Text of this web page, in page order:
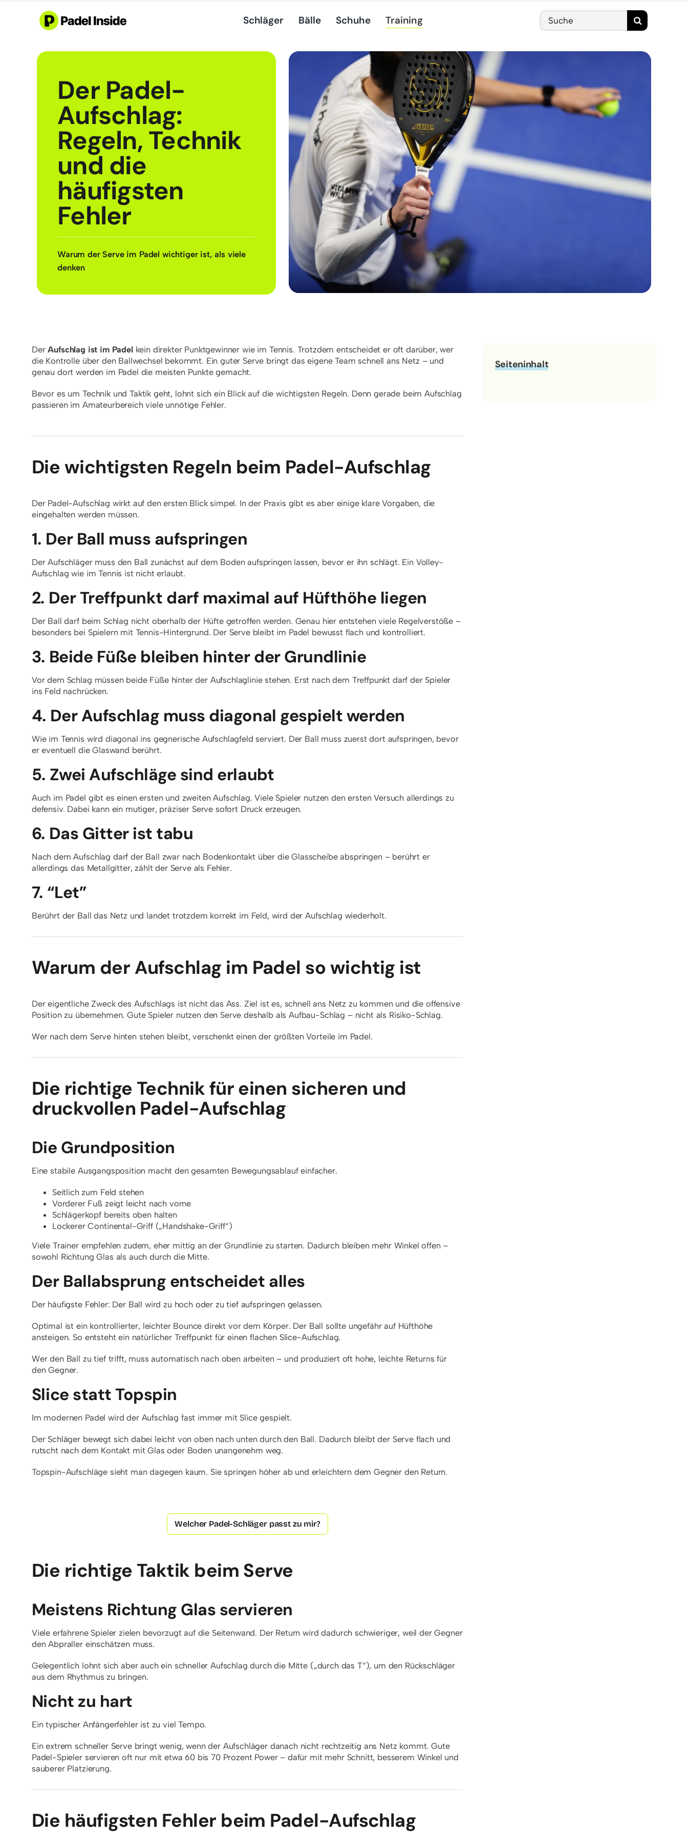
Schläger Bälle Schuhe Training
Search
for:
Der Padel-
Aufschlag:
Regeln, Technik
und die
häufigsten
Fehler
Warum der Serve im Padel wichtiger ist, als viele
denken
DerAufschlag ist im Padel kein direkter Punktgewinner wie im Tennis. Trotzdem entscheidet er oft darüber, wer
die Kontrolle über den Ballwechsel bekommt. Ein guter Serve bringt das eigene Team schnell ans Netz – und
genau dort werden im Padel die meisten Punkte gemacht.
Bevor es um Technik und Taktik geht, lohnt sich ein Blick auf die wichtigsten Regeln. Denn gerade beim Aufschlag
passieren im Amateurbereich viele unnötige Fehler.
Die wichtigsten Regeln beim Padel-Aufschlag
Der Padel-Aufschlag wirkt auf den ersten Blick simpel. In der Praxis gibt es aber einige klare Vorgaben, die
eingehalten werden müssen.
1. Der Ball muss aufspringen
Der Aufschläger muss den Ball zunächst auf dem Boden aufspringen lassen, bevor er ihn schlägt. Ein Volley-
Aufschlag wie im Tennis ist nicht erlaubt.
2. Der Treffpunkt darf maximal auf Hüfthöhe liegen
Der Ball darf beim Schlag nicht oberhalb der Hüfte getroffen werden. Genau hier entstehen viele Regelverstöße –
besonders bei Spielern mit Tennis-Hintergrund. Der Serve bleibt im Padel bewusst flach und kontrolliert.
3. Beide Füße bleiben hinter der Grundlinie
Vor dem Schlag müssen beide Füße hinter der Aufschlaglinie stehen. Erst nach dem Treffpunkt darf der Spieler
ins Feld nachrücken.
4. Der Aufschlag muss diagonal gespielt werden
Wie im Tennis wird diagonal ins gegnerische Aufschlagfeld serviert. Der Ball muss zuerst dort aufspringen, bevor
er eventuell die Glaswand berührt.
5. Zwei Aufschläge sind erlaubt
Auch im Padel gibt es einen ersten und zweiten Aufschlag. Viele Spieler nutzen den ersten Versuch allerdings zu
defensiv. Dabei kann ein mutiger, präziser Serve sofort Druck erzeugen.
6. Das Gitter ist tabu
Nach dem Aufschlag darf der Ball zwar nach Bodenkontakt über die Glasscheibe abspringen – berührt er
allerdings das Metallgitter, zählt der Serve als Fehler.
7. “Let”
Berührt der Ball das Netz und landet trotzdem korrekt im Feld, wird der Aufschlag wiederholt.
Warum der Aufschlag im Padel so wichtig ist
Der eigentliche Zweck des Aufschlags ist nicht das Ass. Ziel ist es, schnell ans Netz zu kommen und die offensive
Position zu übernehmen. Gute Spieler nutzen den Serve deshalb als Aufbau-Schlag – nicht als Risiko-Schlag.
Wer nach dem Serve hinten stehen bleibt, verschenkt einen der größten Vorteile im Padel.
Die richtige Technik für einen sicheren und
druckvollen Padel-Aufschlag
Die Grundposition
Eine stabile Ausgangsposition macht den gesamten Bewegungsablauf einfacher.
Seitlich zum Feld stehen
Vorderer Fuß zeigt leicht nach vorne
Schlägerkopf bereits oben halten
Lockerer Continental-Griff („Handshake-Griff“)
Viele Trainer empfehlen zudem, eher mittig an der Grundlinie zu starten. Dadurch bleiben mehr Winkel offen –
sowohl Richtung Glas als auch durch die Mitte.
Der Ballabsprung entscheidet alles
Der häufigste Fehler: Der Ball wird zu hoch oder zu tief aufspringen gelassen.
Optimal ist ein kontrollierter, leichter Bounce direkt vor dem Körper. Der Ball sollte ungefähr auf Hüfthöhe
ansteigen. So entsteht ein natürlicher Treffpunkt für einen flachen Slice-Aufschlag.
Wer den Ball zu tief trifft, muss automatisch nach oben arbeiten – und produziert oft hohe, leichte Returns für
den Gegner.
Slice statt Topspin
Im modernen Padel wird der Aufschlag fast immer mit Slice gespielt.
Der Schläger bewegt sich dabei leicht von oben nach unten durch den Ball. Dadurch bleibt der Serve flach und
rutscht nach dem Kontakt mit Glas oder Boden unangenehm weg.
Topspin-Aufschläge sieht man dagegen kaum. Sie springen höher ab und erleichtern dem Gegner den Return.
Welcher Padel-Schläger passt zu mir?
Die richtige Taktik beim Serve
Meistens Richtung Glas servieren
Viele erfahrene Spieler zielen bevorzugt auf die Seitenwand. Der Return wird dadurch schwieriger, weil der Gegner
den Abpraller einschätzen muss.
Gelegentlich lohnt sich aber auch ein schneller Aufschlag durch die Mitte („durch das T“), um den Rückschläger
aus dem Rhythmus zu bringen.
Nicht zu hart
Ein typischer Anfängerfehler ist zu viel Tempo.
Ein extrem schneller Serve bringt wenig, wenn der Aufschläger danach nicht rechtzeitig ans Netz kommt. Gute
Padel-Spieler servieren oft nur mit etwa 60 bis 70 Prozent Power – dafür mit mehr Schnitt, besserem Winkel und
sauberer Platzierung.
Die häufigsten Fehler beim Padel-Aufschlag
Seiteninhalt